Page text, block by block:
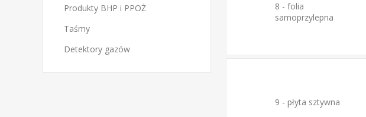
8 - folia
samoprzylepna
9 - płyta sztywna
Produkty BHP i PPOŻ
Taśmy
Detektory gazów